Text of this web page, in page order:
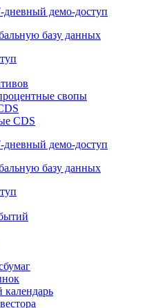
& Funds
дневный
базу данных
свопы
CDS
дневный
базу данных